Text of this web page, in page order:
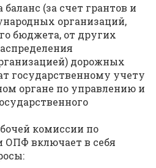
(за счет грантов и
организаций,
бюджета, от других
дорожных
государственному учету
органе по управлению и
комиссии по
ОПФ включает в себя